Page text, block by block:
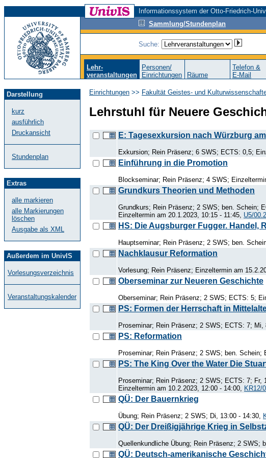
Informationssystem der Otto-Friedrich-
Sammlung/Stundenplan
Suche:
Lehr-
veranstaltungen
Personen/
Einrichtungen
Räume
Telefon &
E-Mail
Darstellung
kurz
ausführlich
Druckansicht
Stundenplan
Extras
alle markieren
alle Markierungen
löschen
Ausgabe als XML
Außerdem im UnivIS
Vorlesungsverzeichnis
Veranstaltungskalender
Einrichtungen >> Fakultät Geistes- und
Lehrstuhl für Neuere
E: Tagesexkursion nach Würzburg
Exkursion; Rein Präsenz; 6 SWS; ECTS: 0,5;
Einführung in die Promotion
Blockseminar; Rein Präsenz; 4 SWS;
Grundkurs Theorien und Methoden
Grundkurs; Rein Präsenz; 2 SWS; ben. Schein;
Einzeltermin am 20.1.2023, 10:15 - 11:45, U5/
HS: Die Augsburger Fugger. Handel,
Hauptseminar; Rein Präsenz; 2 SWS; ben.
Nachklausur Reformation
Vorlesung; Rein Präsenz; Einzeltermin am
Oberseminar zur Neueren Geschichte
Oberseminar; Rein Präsenz; 2 SWS; ECTS: 5;
PS: Formen der Herrschaft in
Proseminar; Rein Präsenz; 2 SWS; ECTS: 7; Mi,
PS: Reformation
Proseminar; Rein Präsenz; 2 SWS; ben. Schein;
PS: The King Over the Water Die
Proseminar; Rein Präsenz; 2 SWS; ECTS: 7; Fr,
Einzeltermin am 10.2.2023, 12:00 - 14:00,
KR12/
QÜ: Der Bauernkrieg
Übung; Rein Präsenz; 2 SWS; Di, 13:00 - 14:30,
QÜ: Der Dreißigjährige Krieg in
Quellenkundliche Übung; Rein Präsenz; 2 SWS;
QÜ: Deutsch-amerikanische